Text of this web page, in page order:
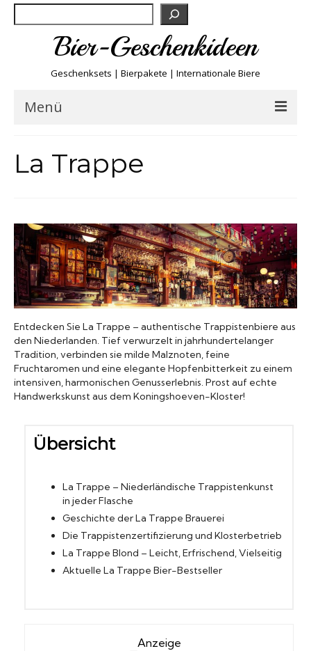
Bier-Geschenkideen
Geschenksets | Bierpakete | Internationale Biere
Menü
Bierboxen & Sets
Biere A-Z
Biere der Welt
Biergläser
Geschenksets
La Trappe
Entdecken Sie La Trappe – authentische Trappistenbiere aus
den Niederlanden. Tief verwurzelt in jahrhundertelanger
Tradition, verbinden sie milde Malznoten, feine
Fruchtaromen und eine elegante Hopfenbitterkeit zu einem
intensiven, harmonischen Genusserlebnis. Prost auf echte
Handwerkskunst aus dem Koningshoeven-Kloster!
Übersicht
La Trappe – Niederländische Trappistenkunst
in jeder Flasche
Geschichte der La Trappe Brauerei
Die Trappistenzertifizierung und Klosterbetrieb
La Trappe Blond – Leicht, Erfrischend, Vielseitig
Aktuelle La Trappe Bier-Bestseller
Anzeige